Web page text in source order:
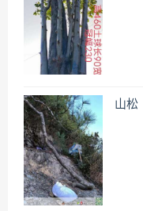
山松